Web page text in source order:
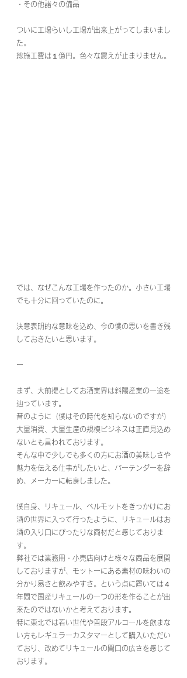
・その他諸々の備品
ついに工場らいし工場が出来上がってしまいまし
た。
総施工費は１億円。色々な震えが止まりません。
では、なぜこんな工場を作ったのか。小さい工場
でも十分に回っていたのに。
決意表明的な意味を込め、今の僕の思いを書き残
しておきたいと思います。
ー
まず、大前提としてお酒業界は斜陽産業の一途を
辿っています。
昔のように（僕はその時代を知らないのですが）
大量消費、大量生産の規模ビジネスは正直見込め
ないとも言われております。
そんな中で少しでも多くの方にお酒の美味しさや
魅力を伝える仕事がしたいと、バーテンダーを辞
め、メーカーに転身しました。
僕自身、リキュール、ベルモットをきっかけにお
酒の世界に入って行ったように、リキュールはお
酒の入り口にぴったりな商材だと感じておりま
す。
弊社では業務用・小売店向けと様々な商品を展開
しておりますが、モットーにある素材の味わいの
分かり易さと飲みやすさ。という点に置いては４
年間で国産リキュールの一つの形を作ることが出
来たのではないかと考えております。
特に東北では若い世代や普段アルコールを飲まな
い方もレギュラーカスタマーとして購入いただい
ており、改めてリキュールの間口の広さを感じて
おります。